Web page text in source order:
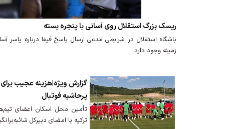
ریسک بزرگ استقلال روی آسانی با پنجره بسته
باشگاه استقلال در شرایطی مدعی ارسال پاسخ فیفا درباره یاسر
زمینه وجود دارد.
گزارش ویژه|هزینه‌ عجیب برای
پرحاشیه فوتبال
تأمین محل اسکان اعضای
ترکیه با امضای دبیرکل